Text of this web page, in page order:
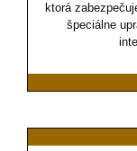
ktorá
špeciálne